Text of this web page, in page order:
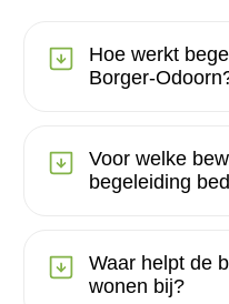
Hoe werkt
Borger-
Voor welke
begeleiding
Waar helpt de
wonen bij?